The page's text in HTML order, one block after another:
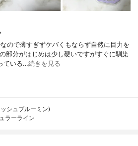
ので薄すぎずケバくもならず自然に目力を
部分がはじめは少し硬いですがすぐに馴染
ている…続きを見る
シュブルーミン)
ラーライン